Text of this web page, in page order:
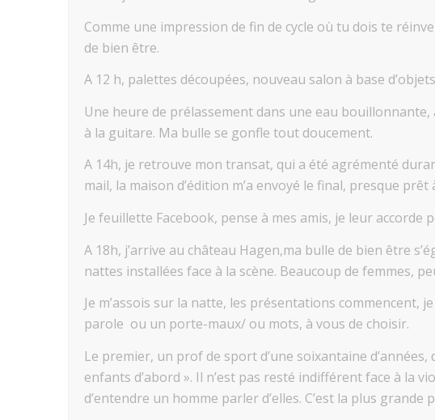
Comme une impression de fin de cycle où tu dois te
de bien être.
A 12 h, palettes découpées, nouveau salon à base
Une heure de prélassement dans une eau
à la guitare. Ma bulle se gonfle tout doucement.
A 14h, je retrouve mon transat, qui a été agrémenté
mail, la maison d’édition m’a envoyé le final, presque
Je feuillette Facebook, pense à mes amis, je leur accorde
A 18h, j’arrive au château Hagen,ma bulle de bien être
nattes installées face à la scène. Beaucoup de femmes,
Je m’assois sur la natte, les présentations commencent,
parole ou un porte-maux/ ou mots, à vous de choisir.
Le premier, un prof de sport d’une soixantaine
enfants d’abord ». Il n’est pas resté indifférent face à la
d’entendre un homme parler d’elles. C’est la plus